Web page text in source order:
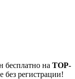
бесплатно на TOP-
без регистрации!